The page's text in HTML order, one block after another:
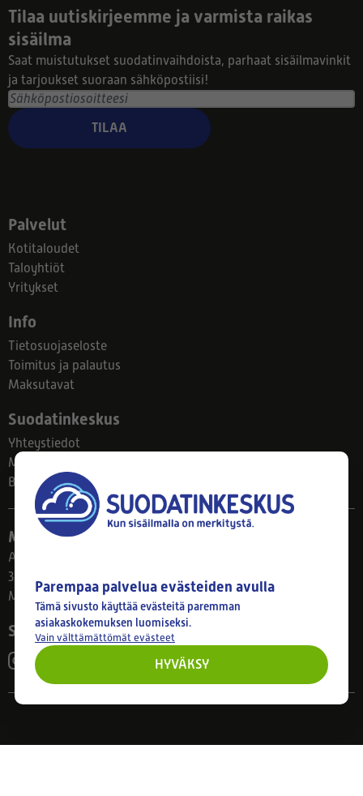
Tilaa uutiskirjeemme ja varmista raikas
sisäilma
Saat muistutukset suodatinvaihdoista, parhaat sisäilmavinkit
ja tarjoukset suoraan sähköpostiisi!
TILAA
Palvelut
Kotitaloudet
Taloyhtiöt
Yritykset
Info
Tietosuojaseloste
Toimitus ja palautus
Maksutavat
Suodatinkeskus
Yhteystiedot
Meistä
Blogi
Myymälä
Ahlmanintie 61
33800 Tampere
Ma–Pe 8–17
Seuraa meitä
Parempaa palvelua evästeiden avulla
Tämä sivusto käyttää evästeitä paremman
asiakaskokemuksen luomiseksi.
Vain välttämättömät evästeet
HYVÄKSY